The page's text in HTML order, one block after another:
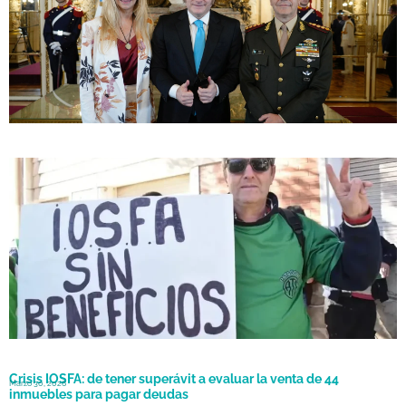
Crisis en IOSFA: afiliados militares en Chaco denuncian un “limbo
sanitario” por recortes y falta de prestaciones
Marzo 31, 2026
Crisis IOSFA: de tener superávit a evaluar la venta de 44
inmuebles para pagar deudas
Marzo 30, 2026